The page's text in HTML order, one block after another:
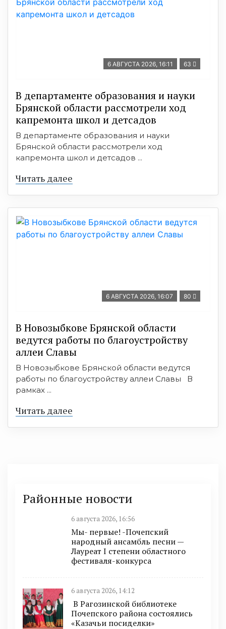
6 АВГУСТА 2026, 16:11 63
В департаменте образования и науки
Брянской области рассмотрели ход
капремонта школ и детсадов
В департаменте образования и науки
Брянской области рассмотрели ход
капремонта школ и детсадов ...
Читать далее
6 АВГУСТА 2026, 16:07 80
В Новозыбкове Брянской области
ведутся работы по благоустройству
аллеи Славы
В Новозыбкове Брянской области ведутся
работы по благоустройству аллеи Славы В
рамках ...
Читать далее
Районные новости
6 августа 2026, 16:56
Мы- первые! -Почепский
народный ансамбль песни —
Лауреат I степени областного
фестиваля-конкурса
6 августа 2026, 14:12
В Рагозинской библиотеке
Почепского района состоялись
«Казачьи посиделки»